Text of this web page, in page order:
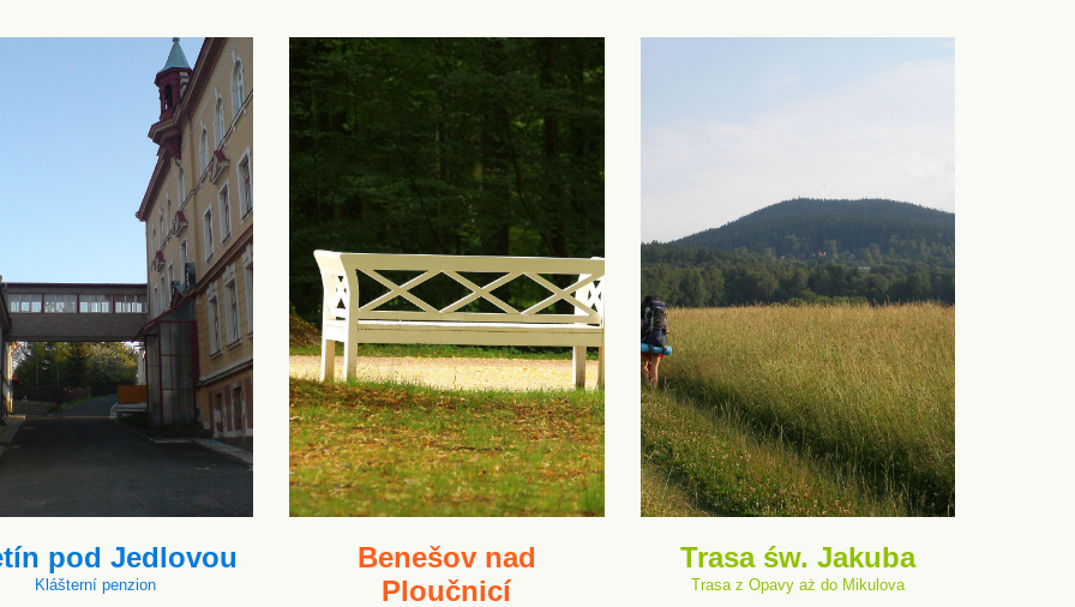
pod Jedlovou
Klášterní penzion
Benešov nad
Ploučnicí
Trasa św. Jakuba
Trasa z Opavy aż do Mikulova